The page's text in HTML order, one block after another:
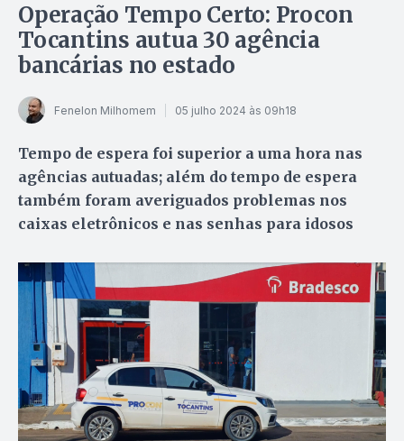
Operação Tempo Certo: Procon
Tocantins autua 30 agência
bancárias no estado
Fenelon Milhomem 05 julho 2024 às 09h18
Tempo de espera foi superior a uma hora nas
agências autuadas; além do tempo de espera
também foram averiguados problemas nos
caixas eletrônicos e nas senhas para idosos